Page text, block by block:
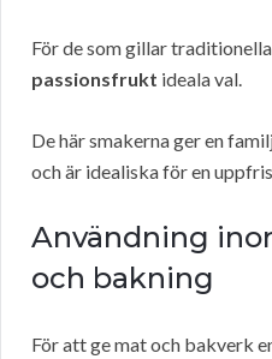
För de som gillar
passionsfrukt ideala val.
De här smakerna ger en
och är idealiska för en
Användning
och bakning
För att ge mat och bakverk